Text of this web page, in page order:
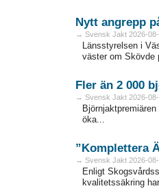
Nytt angrepp
→ Svensk Jakt 2026-
Länsstyrelsen i
väster om Skövde
Fler än 2 000
→ Svensk Jakt 2026-
öka...
”Komplettera
→ Svensk Jakt 2026-
Enligt
kvalitetssäkring